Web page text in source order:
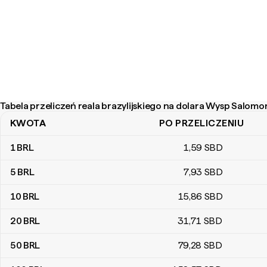
Tabela przeliczeń reala brazylijskiego na dolara Wysp
Tabela przeliczeń reala brazylijskiego na dolara Wysp Salomona
KWOTA PO PRZELICZENIU
1BRL 1,59 SBD
5 BRL 7,93 SBD
10 BRL 15,86 SBD
20 BRL 31,71 SBD
50 BRL 79,28 SBD